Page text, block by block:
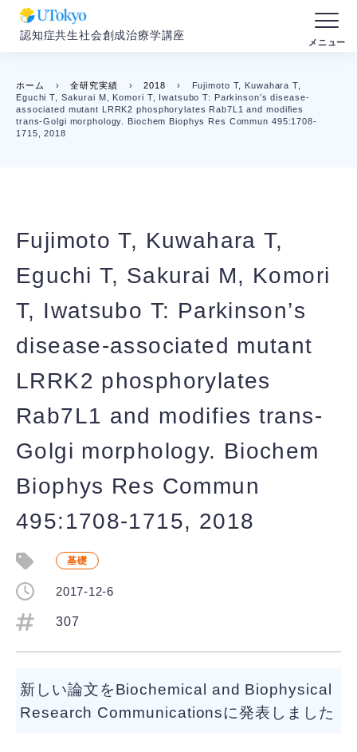
認知症共生社会創成治療学講座
ホーム › 全研究実績 › 2018 ›
Fujimoto T, Kuwahara T,
Eguchi T, Sakurai M, Komori T, Iwatsubo T: Parkinson’s disease-
associated mutant LRRK2 phosphorylates Rab7L1 and modifies
trans-Golgi morphology. Biochem Biophys Res Commun 495:1708-
1715, 2018
Fujimoto T, Kuwahara T,
Eguchi T, Sakurai M, Komori
T, Iwatsubo T: Parkinson’s
disease-associated mutant
LRRK2 phosphorylates
Rab7L1 and modifies trans-
Golgi morphology. Biochem
Biophys Res Commun
495:1708-1715, 2018
基礎
2017-12-6
307
新しい論文をBiochemical and Biophysical
Research Communicationsに発表しました